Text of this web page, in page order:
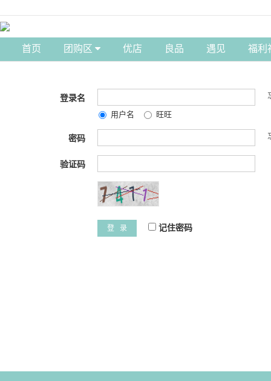
首页 团购区 优店 良品 遇见 福利
登录名
用户名 旺旺
密码
验证码
登 录 记住密码